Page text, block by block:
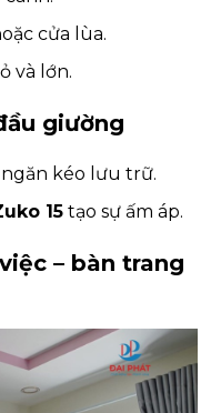
cửa lùa.
và lớn.
giường
kéo lưu trữ.
15 tạo sự ấm áp.
– bàn trang